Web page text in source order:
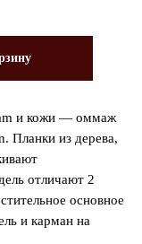
и кожи — оммаж
Планки из дерева,
отличают 2
основное
и карман на